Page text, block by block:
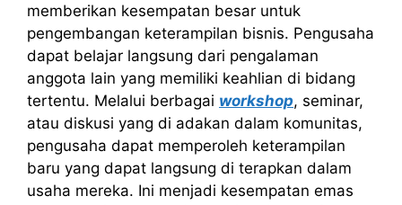
memberikan kesempatan besar untuk
pengembangan keterampilan bisnis. Pengusaha
dapat belajar langsung dari pengalaman
anggota lain yang memiliki keahlian di bidang
tertentu. Melalui berbagai workshop, seminar,
atau diskusi yang di adakan dalam komunitas,
pengusaha dapat memperoleh keterampilan
baru yang dapat langsung di terapkan dalam
usaha mereka. Ini menjadi kesempatan emas